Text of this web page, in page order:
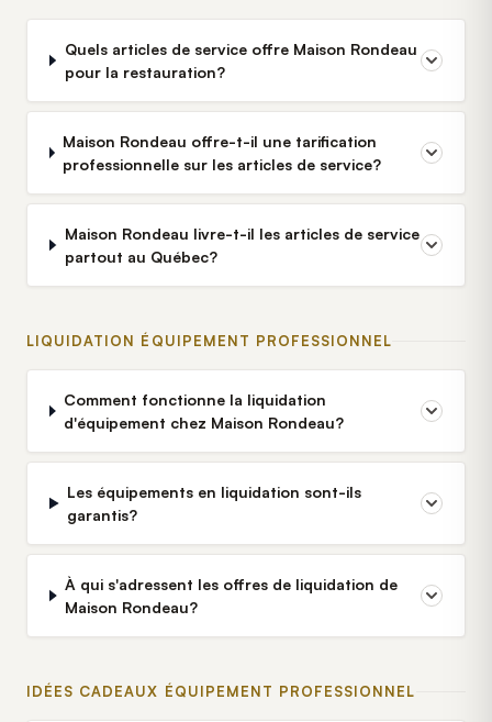
Quels articles de service offre Maison Rondeau
pour la restauration?
Maison Rondeau offre-t-il une tarification
professionnelle sur les articles de service?
Maison Rondeau livre-t-il les articles de service
partout au Québec?
LIQUIDATION ÉQUIPEMENT PROFESSIONNEL
Comment fonctionne la liquidation
d'équipement chez Maison Rondeau?
Les équipements en liquidation sont-ils
garantis?
À qui s'adressent les offres de liquidation de
Maison Rondeau?
IDÉES CADEAUX ÉQUIPEMENT PROFESSIONNEL